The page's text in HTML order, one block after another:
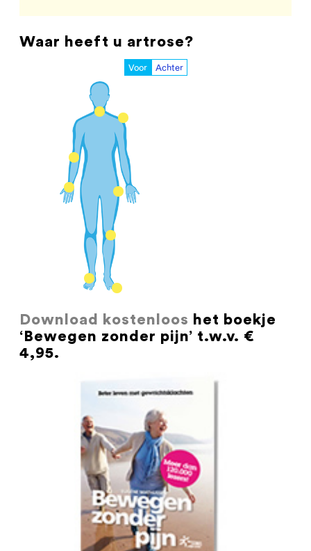
Waar heeft u artrose?
Voor Achter
Download kostenloos het boekje
‘Bewegen zonder pijn’ t.w.v. €
4,95.